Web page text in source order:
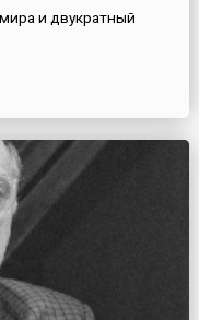
и двукратный